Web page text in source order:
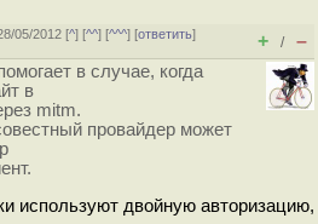
05/2012 [^] [^^] [^^^] [ответить]
+ / –
в случае, когда
в
mitm.
провайдер может
используют двойную авторизацию,